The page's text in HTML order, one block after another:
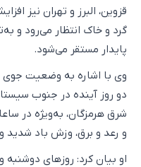
قزوین، البرز و تهران نیز
گرد و خاک انتظار می‌رود و
پایدار مستقر می‌شود.
وی با اشاره به وضعیت
دو روز آینده در جنوب
شرق هرمزگان، به‌ویژه در
و رعد و برق، وزش باد